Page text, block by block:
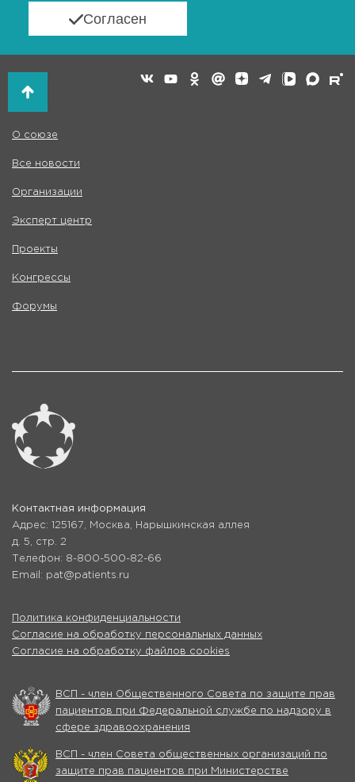
Согласен
О союзе
Все новости
Организации
Эксперт центр
Проекты
Конгрессы
Форумы
Контактная информация
Адрес: 125167, Москва, Нарышкинская аллея
д. 5, стр. 2
Телефон: 8-800-500-82-66
Email: pat@patients.ru
Политика конфиденциальности
Согласие на обработку персональных данных
Согласие на обработку файлов cookies
ВСП - член Общественного Совета по защите прав
пациентов при Федеральной службе по надзору в
сфере здравоохранения
ВСП - член Совета общественных организаций по
защите прав пациентов при Министерстве